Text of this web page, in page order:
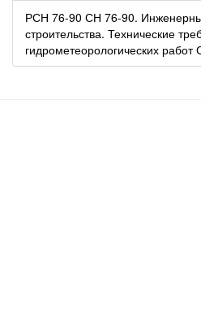
РСН 76-90 СН 76-90.
строительства. Технические
гидрометеорологических